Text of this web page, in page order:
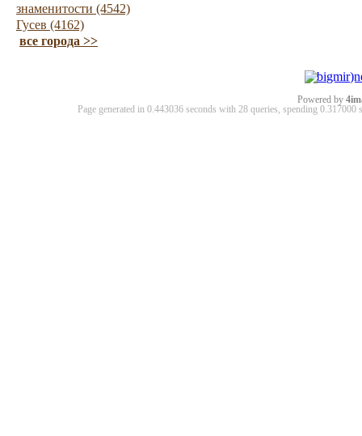
знаменитости (4542)
Гусев (4162)
все города >>
Powered by
Page generated in 0.443036 seconds with 28 queries, spending